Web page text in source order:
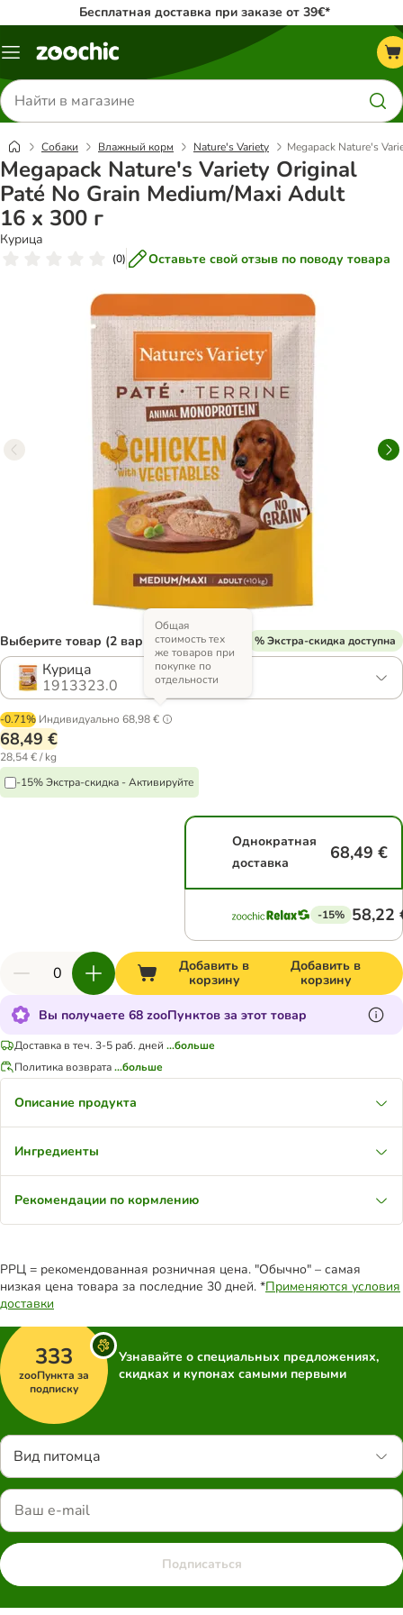
Бесплатная доставка при заказе от 39€*
Каталог
Поиск
товаров
Собаки Влажный корм Nature's Variety Megapack Nature's
Megapack Nature's Variety Original
Paté No Grain Medium/Maxi Adult
16 x 300 г
Курица
(0) Оставьте свой отзыв по поводу товара
Выберите товар (2 вариантов) % Экстра-скидка доступна
Курица
1913323.0
-0.71% Индивидуально 68,98 €
Общая
стоимость тех
же товаров при
покупке по
отдельности
68,49 €
28,54 € / kg
-15% Экстра-скидка - Активируйте
Однократная
доставка
68,49 €
-15% 58,22
Добавить в
корзину
Добавить в
корзину
Вы получаете 68 zooПунктов за этот товар
Доставка в теч. 3-5 раб. дней ...больше
Политика возврата...больше
Описание продукта
Ингредиенты
Рекомендации по кормлению
РРЦ = рекомендованная розничная цена. "Обычно" – самая
низкая цена товара за последние 30 дней. *Применяются условия
доставки
333
zooПункта за
подписку
Узнавайте о специальных предложениях,
скидках и купонах самыми первыми
Вид питомца
Подписаться